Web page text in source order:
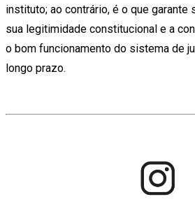
instituto; ao contrário, é o que garante
sua legitimidade constitucional e a
o bom funcionamento do sistema de
longo prazo.